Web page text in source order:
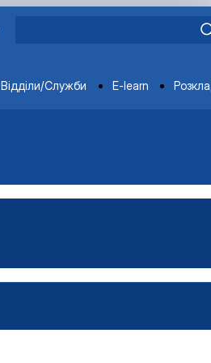
Відділи/Служби E-learn